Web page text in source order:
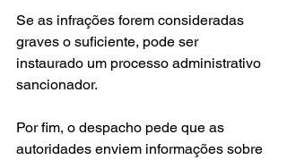
Se as infrações forem consideradas
graves o suficiente, pode ser
instaurado um processo administrativo
sancionador.
Por fim, o despacho pede que as
autoridades enviem informações sobre